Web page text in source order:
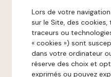
Lors de votre
sur le Site, des cookies,
traceurs ou
« cookies ») sont
dans votre ordinateur
réserve des choix et
exprimés ou pouvez